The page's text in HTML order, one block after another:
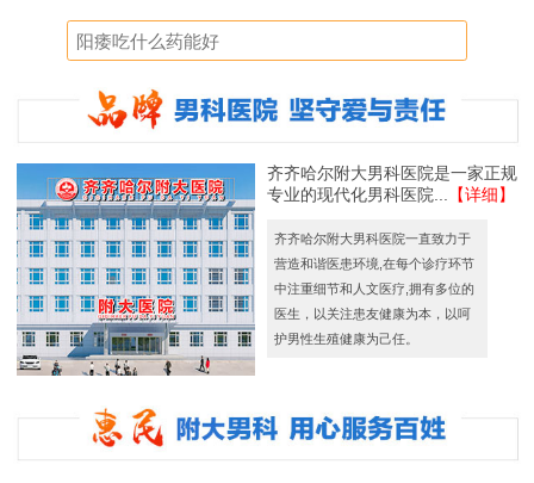
齐齐哈尔附大男科医院是一家正规
专业的现代化男科医院...
【详细】
齐齐哈尔附大男科医院一直致力于
营造和谐医患环境,在每个诊疗环节
中注重细节和人文医疗,拥有多位的
医生，以关注患友健康为本，以呵
护男性生殖健康为己任。